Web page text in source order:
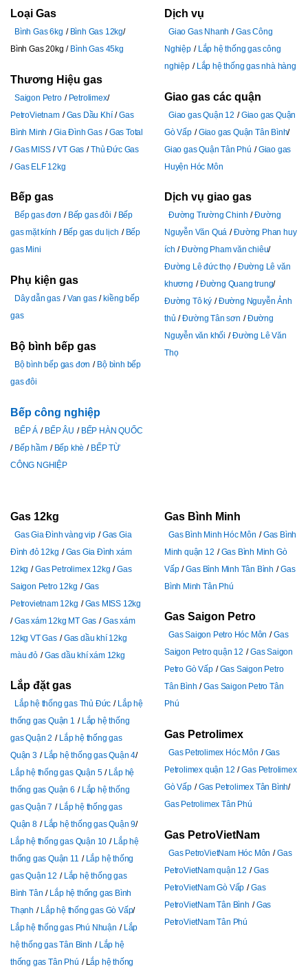
Loại Gas
Bình Gas 6kg
Bình Gas 12kg
Bình Gas 20kg
Bình Gas 45kg
Thương Hiệu gas
Saigon Petro
Petrolimex
PetroVietnam
Gas Dầu Khí
Gas
Bình Minh
Gia Đình Gas
Gas Total
Gas MISS
VT Gas
Thủ Đức Gas
Gas ELF 12kg
Bếp gas
Bếp gas đơn Bếp gas đôi
Bếp
gas mặt kính
Bếp gas du lịch
Bếp
gas Mini
Phụ kiện gas
Dây dẫn gas Van gas
kiềng bếp
gas
Bộ bình bếp gas
Bộ bình bếp gas đơn
Bộ bình bếp
gas đôi
Bếp công nghiệp
BẾP Á BẾP ÂU
BẾP HÀN QUỐC
Bếp hầm
Bếp khè
BẾP TỪ
CÔNG NGHIỆP
Dịch vụ
Giao Gas Nhanh
Gas Công
Nghiệp
Lắp hệ thống gas công
nghiệp
Lắp hệ thống gas nhà hàng
Giao gas các quận
Giao gas Quận 12
Giao gas Quận
Gò Vấp
Giao gas Quận Tân Bình
Giao gas Quận Tân Phú
Giao gas
Huyện Hóc Môn
Dịch vụ giao gas
Đường Trường Chinh
Đường
Nguyễn Văn Quá
Đường Phan huy
ích
Đường Pham văn chiêu
Đường Lê đức thọ
Đường Lê văn
khương
Đường Quang trung
Đường Tô ký
Đường Nguyễn Ảnh
thủ
Đường Tân sơn
Đường
Nguyễn văn khối
Đường Lê Văn
Thọ
Gas 12kg
Gas Gia Đình vàng vip
Gas Gia
Đình đỏ 12kg
Gas Gia Đình xám
12kg
Gas Petrolimex 12kg
Gas
Saigon Petro 12kg
Gas
Petrovietnam 12kg
Gas MISS 12kg
Gas xám 12kg MT Gas
Gas xám
12kg VT Gas
Gas dầu khí 12kg
màu đỏ
Gas dầu khí xám 12kg
Lắp đặt gas
Lắp hệ thống gas Thủ Đức
Lắp hệ
thống gas Quận 1
Lắp hệ thống
gas Quận 2
Lắp hệ thống gas
Quận 3
Lắp hệ thống gas Quận 4
Lắp hệ thống gas Quận 5
Lắp hệ
thống gas Quận 6
Lắp hệ thống
gas Quận 7
Lắp hệ thống gas
Quận 8
Lắp hệ thống gas Quận 9
Lắp hệ thống gas Quận 10
Lắp hệ
thống gas Quận 11
Lắp hệ thống
gas Quận 12
Lắp hệ thống gas
Bình Tân
Lắp hệ thống gas Bình
Thạnh
Lắp hệ thống gas Gò Vấp
Lắp hệ thống gas Phú Nhuận
Lắp
hệ thống gas Tân Bình
Lắp hệ
thống gas Tân Phú
Lắp hệ thống
Gas Bình Minh
Gas Bình Minh Hóc Môn
Gas Bình
Minh quận 12
Gas Bình Minh Gò
Vấp
Gas Bình Minh Tân Bình
Gas
Bình Minh Tân Phú
Gas Saigon Petro
Gas Saigon Petro Hóc Môn
Gas
Saigon Petro quận 12
Gas Saigon
Petro Gò Vấp
Gas Saigon Petro
Tân Bình
Gas Saigon Petro Tân
Phú
Gas Petrolimex
Gas Petrolimex Hóc Môn
Gas
Petrolimex quận 12
Gas Petrolimex
Gò Vấp
Gas Petrolimex Tân Bình
Gas Petrolimex Tân Phú
Gas PetroVietNam
Gas PetroVietNam Hóc Môn
Gas
PetroVietNam quận 12
Gas
PetroVietNam Gò Vấp
Gas
PetroVietNam Tân Bình
Gas
PetroVietNam Tân Phú